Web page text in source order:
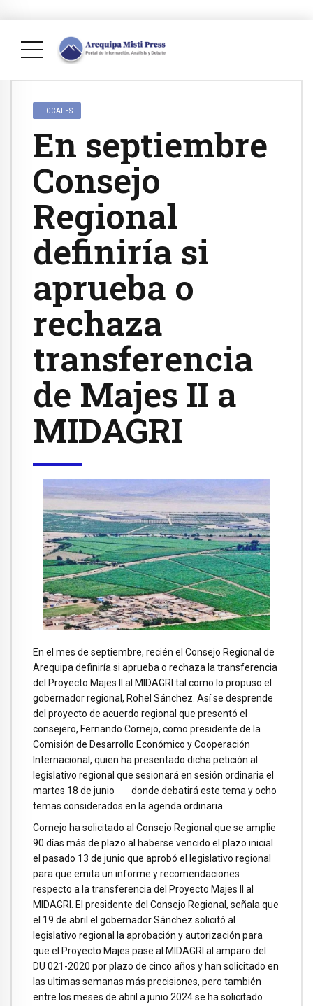
LOCALES
En septiembre
Consejo
Regional
definiría si
aprueba o
rechaza
transferencia
de Majes II a
MIDAGRI
En el mes de septiembre, recién el Consejo Regional de
Arequipa definiría si aprueba o rechaza la transferencia
del Proyecto Majes II al MIDAGRI tal como lo propuso el
gobernador regional, Rohel Sánchez. Así se desprende
del proyecto de acuerdo regional que presentó el
consejero, Fernando Cornejo, como presidente de la
Comisión de Desarrollo Económico y Cooperación
Internacional, quien ha presentado dicha petición al
legislativo regional que sesionará en sesión ordinaria el
martes 18 de junio donde debatirá este tema y ocho
temas considerados en la agenda ordinaria.
Cornejo ha solicitado al Consejo Regional que se amplie
90 días más de plazo al haberse vencido el plazo inicial
el pasado 13 de junio que aprobó el legislativo regional
para que emita un informe y recomendaciones
respecto a la transferencia del Proyecto Majes II al
MIDAGRI. El presidente del Consejo Regional, señala que
el 19 de abril el gobernador Sánchez solicitó al
legislativo regional la aprobación y autorización para
que el Proyecto Majes pase al MIDAGRI al amparo del
DU 021-2020 por plazo de cinco años y han solicitado en
las ultimas semanas más precisiones, pero también
entre los meses de abril a junio 2024 se ha solicitado